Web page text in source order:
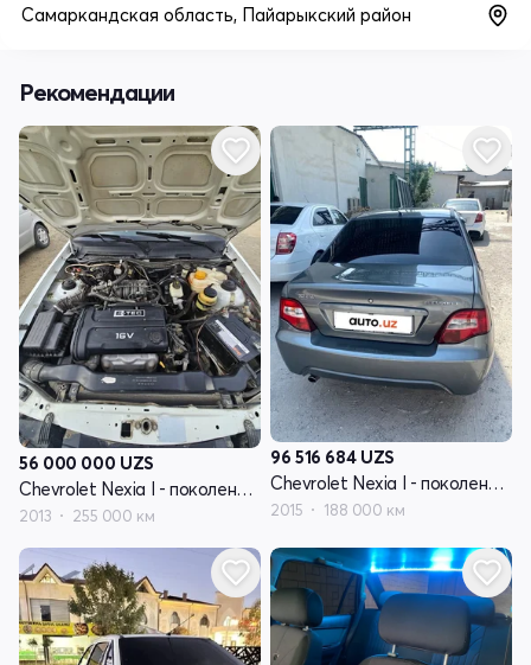
Самаркандская область, Пайарыкский район
Рекомендации
56 000 000 UZS
Chevrolet Nexia I - поколение рестайлинг
2013 255 000 км
96 516 684 UZS
Chevrolet Nexia I - поколение рестайлинг
2015 188 000 км